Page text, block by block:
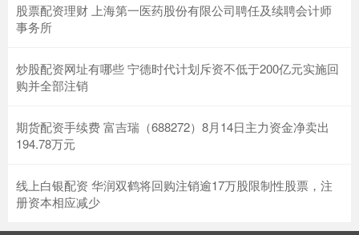
股票配资理财 上海第一医药股份有限公司聘任及续聘会计师
事务所
炒股配资网址有哪些 宁德时代计划斥资不低于200亿元实施回
购并全部注销
期货配资手续费 富吉瑞（688272）8月14日主力资金净卖出
194.78万元
线上白银配资 华润双鹤将回购注销逾17万股限制性股票，注
册资本相应减少